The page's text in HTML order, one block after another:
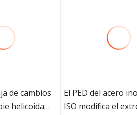
de cambios
helicoidal
El PED del acero
ISO modifica el